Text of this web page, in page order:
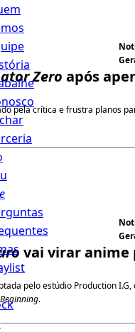
Zero após
pela crítica e frustra planos
vai virar anime
pelo estúdio Production I.G,
.